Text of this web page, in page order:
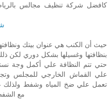
كافضل شركة تنظيف مجالس
حيث أن الكنب هي عنوان بيتك
بنظافتها وغسيلها بشكل دوري لكن
حتي تتم النظافة علي أكمل وجة
علي القماش الخارجي للمجلس
تعمل علي ضخ المياه وشفط ولذلك
مع